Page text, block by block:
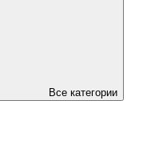
Все категории